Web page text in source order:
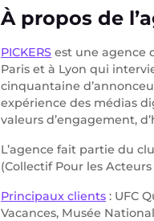
À propos de
PICKERS est une agence
Paris et à Lyon qui
cinquantaine
expérience des médias
valeurs d’engagement,
L’agence fait partie du
(Collectif Pour les
Principaux clients : UFC
Vacances, Musée